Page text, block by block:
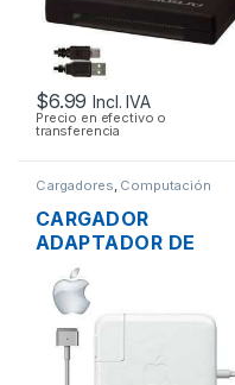
$6.99 Incl. IVA
Precio en efectivo o
transferencia
Cargadores Computación
CARGADOR
ADAPTADOR DE
ENERGÍA PARA
LAPTOP MAC APPLE
MAGSAFE 2 20V
4.25A 85W ORIGINAL
+ CABLE DE PODER